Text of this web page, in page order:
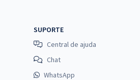
SUPORTE
Central de ajuda
Chat
WhatsApp